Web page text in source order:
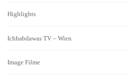
Highlights
Ichhabdawas TV – Wien
Image Filme